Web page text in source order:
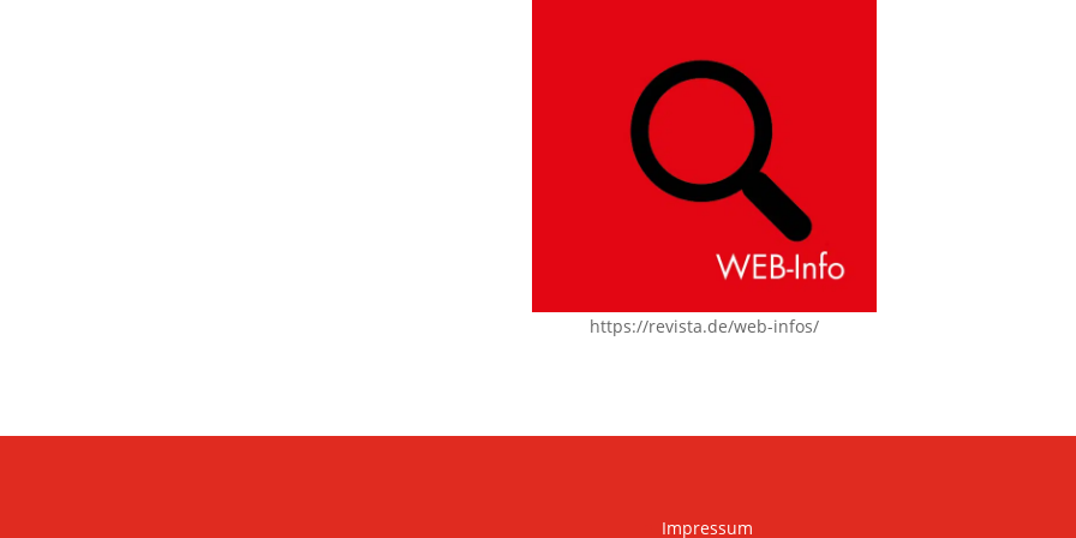
https://revista.de/web-infos/
Impressum